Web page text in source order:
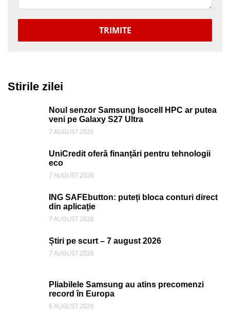
TRIMITE
Stirile zilei
Noul senzor Samsung Isocell HPC ar putea
veni pe Galaxy S27 Ultra
7 AUGUST 2026
UniCredit oferă finanțări pentru tehnologii
eco
7 AUGUST 2026
ING SAFEbutton: puteți bloca conturi direct
din aplicație
7 AUGUST 2026
Știri pe scurt – 7 august 2026
7 AUGUST 2026
Pliabilele Samsung au atins precomenzi
record în Europa
6 AUGUST 2026